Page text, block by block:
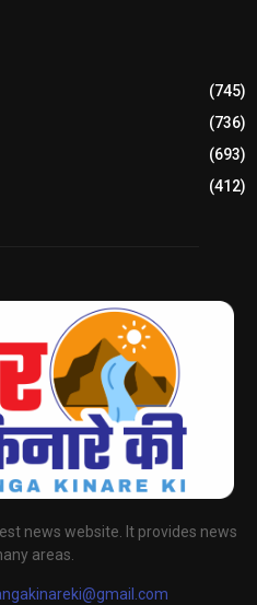
(745)
(736)
(693)
(412)
news website. It provides news
areas.